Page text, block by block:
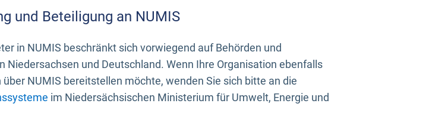
und Beteiligung an NUMIS
in NUMIS beschränkt sich vorwiegend auf Behörden und
Niedersachsen und Deutschland. Wenn Ihre Organisation ebenfalls
NUMIS bereitstellen möchte, wenden Sie sich bitte an die
im Niedersächsischen Ministerium für Umwelt, Energie und